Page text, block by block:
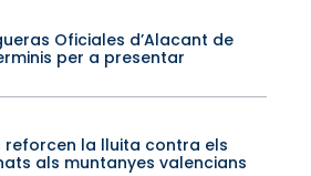
Oficiales d’Alacant de
per a presentar
reforcen la lluita contra els
als muntanyes valencians